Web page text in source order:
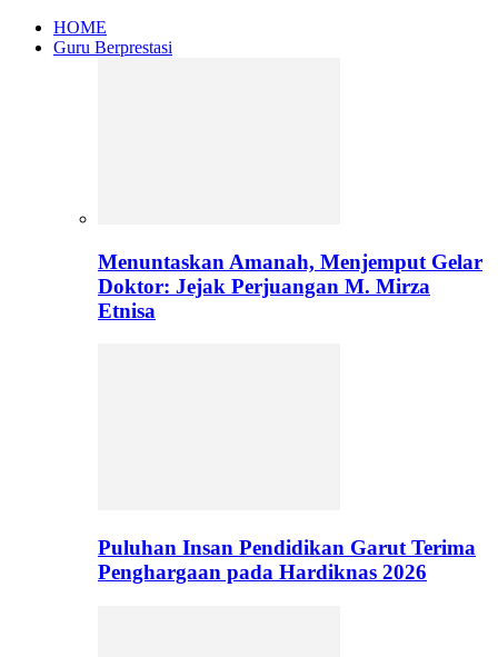
HOME
Guru Berprestasi
Menuntaskan Amanah, Menjemput Gelar
Doktor: Jejak Perjuangan M. Mirza
Etnisa
Puluhan Insan Pendidikan Garut Terima
Penghargaan pada Hardiknas 2026